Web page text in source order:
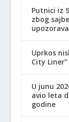
Putnici iz
zbog
Uprkos
City
U junu
avio leta
godine